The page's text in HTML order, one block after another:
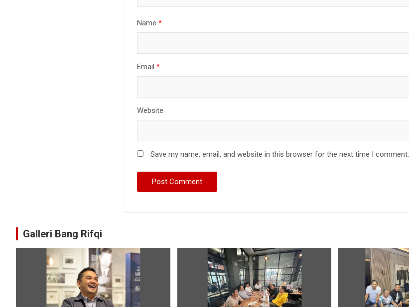
Name*
Email*
Website
Save my name, email, and website in this browser for the next time I comment.
Galleri Bang Rifqi